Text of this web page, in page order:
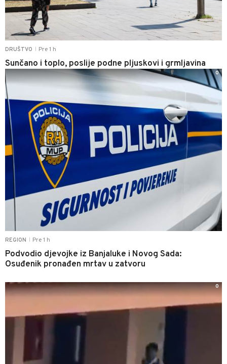
DRUŠTVO Pre 1 h
Sunčano i toplo, poslije podne pljuskovi i grmljavina
REGION Pre 1 h
Podvodio djevojke iz Banjaluke i Novog Sada:
Osuđenik pronađen mrtav u zatvoru
0
0